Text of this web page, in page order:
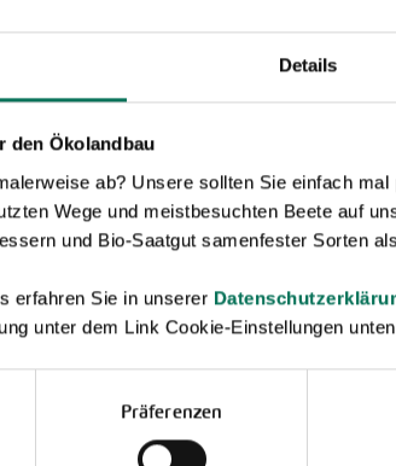
Details
den Ökolandbau
ab? Unsere sollten Sie einfach
Wege und meistbesuchten Beete auf
und Bio-Saatgut samenfester Sorten
erfahren Sie in unserer
unter dem Link Cookie-Einstellungen
Präferenzen
Themengärten.